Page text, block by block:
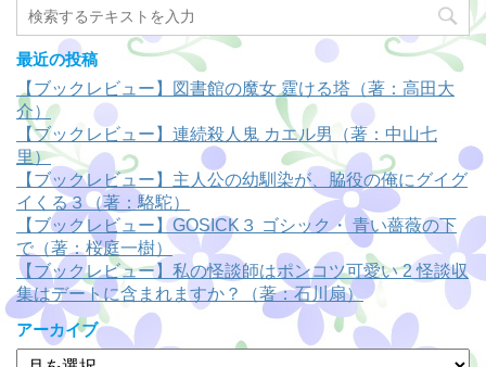
最近の投稿
【ブックレビュー】図書館の魔女 霆ける塔（著：高田大
介）
【ブックレビュー】連続殺人鬼 カエル男（著：中山七
里）
【ブックレビュー】主人公の幼馴染が、脇役の俺にグイグ
イくる３（著：駱駝）
【ブックレビュー】GOSICK３ ゴシック・ 青い薔薇の下
で（著：桜庭一樹）
【ブックレビュー】私の怪談師はポンコツ可愛い 2 怪談収
集はデートに含まれますか？（著：石川扇）
アーカイブ
ア